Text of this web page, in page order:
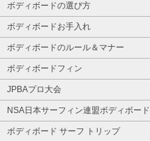
ボディボードの選び方
ボディボードお手入れ
ボディボードのルール＆マナー
ボディボードフィン
JPBAプロ大会
NSA日本サーフィン連盟ボディボード
ボディボード サーフ トリップ